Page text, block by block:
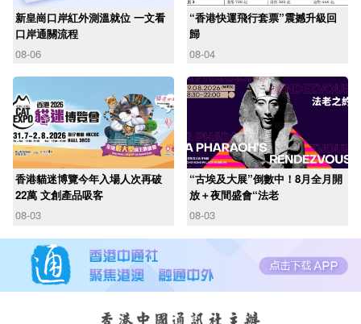
新皇崗口岸紅外測溫就位 一文看
口岸通關流程
08-06
“香港快運飛行套票”震撼升級回
歸
08-04
香港貓迷博覽今年入場人次再破
22萬 文創產品吸客
08-03
“古埃及大展”倒數中！8月全月開
放＋夜間盛會“法老
08-03